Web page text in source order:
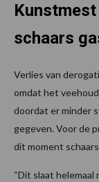
schaars
Verlies van
omdat het
doordat er minder
gegeven. Voor de
dit moment
“Dit slaat helemaal